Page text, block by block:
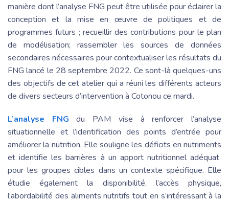
manière dont l’analyse FNG peut être utilisée pour éclairer la
conception et la mise en œuvre de politiques et de
programmes futurs ; recueillir des contributions pour le plan
de modélisation; rassembler les sources de données
secondaires nécessaires pour contextualiser les résultats du
FNG lancé le 28 septembre 2022. Ce sont-là quelques-uns
des objectifs de cet atelier qui a réuni les différents acteurs
de divers secteurs d’intervention à Cotonou ce mardi.
L’analyse FNG du PAM vise à renforcer l’analyse
situationnelle et l’identification des points d’entrée pour
améliorer la nutrition. Elle souligne les déficits en nutriments
et identifie les barrières à un apport nutritionnel adéquat
pour les groupes cibles dans un contexte spécifique. Elle
étudie également la disponibilité, l’accès physique,
l’abordabilité des aliments nutritifs tout en s’intéressant à la